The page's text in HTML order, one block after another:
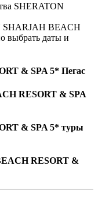
SHERATON
SHARJAH BEACH
выбрать даты и
& SPA 5* Пегас
RESORT & SPA
& SPA 5* туры
RESORT &